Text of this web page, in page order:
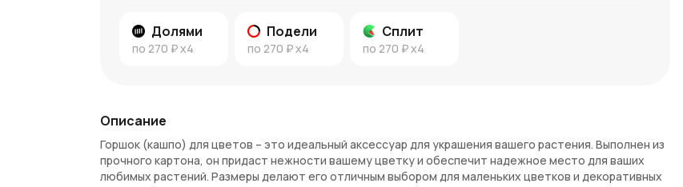
Долями
по 270 ₽x4
Подели
по 270 ₽x4
Сплит
по 270 ₽x4
Описание
Горшок (кашпо) для цветов – это идеальный аксессуар для украшения вашего растения. Выполнен из
прочного картона, он придаст нежности вашему цветку и обеспечит надежное место для ваших
любимых растений. Размеры делают его отличным выбором для маленьких цветков и декоративных